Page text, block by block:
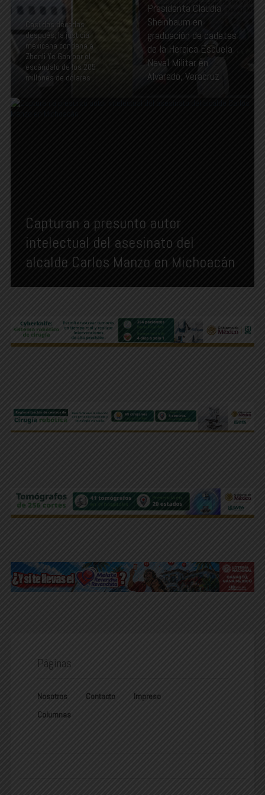
Casi dos décadas
después, la justicia
mexicana condena a
Zhenli Ye Gon por el
escándalo de los 205
millones de dólares
Presidenta Claudia
Sheinbaum en
graduación de cadetes
de la Heroica Escuela
Naval Militar en
Alvarado, Veracruz
Capturan a presunto autor
intelectual del asesinato del
alcalde Carlos Manzo en Michoacán
Páginas
Nosotros Contacto
Impreso
Columnas